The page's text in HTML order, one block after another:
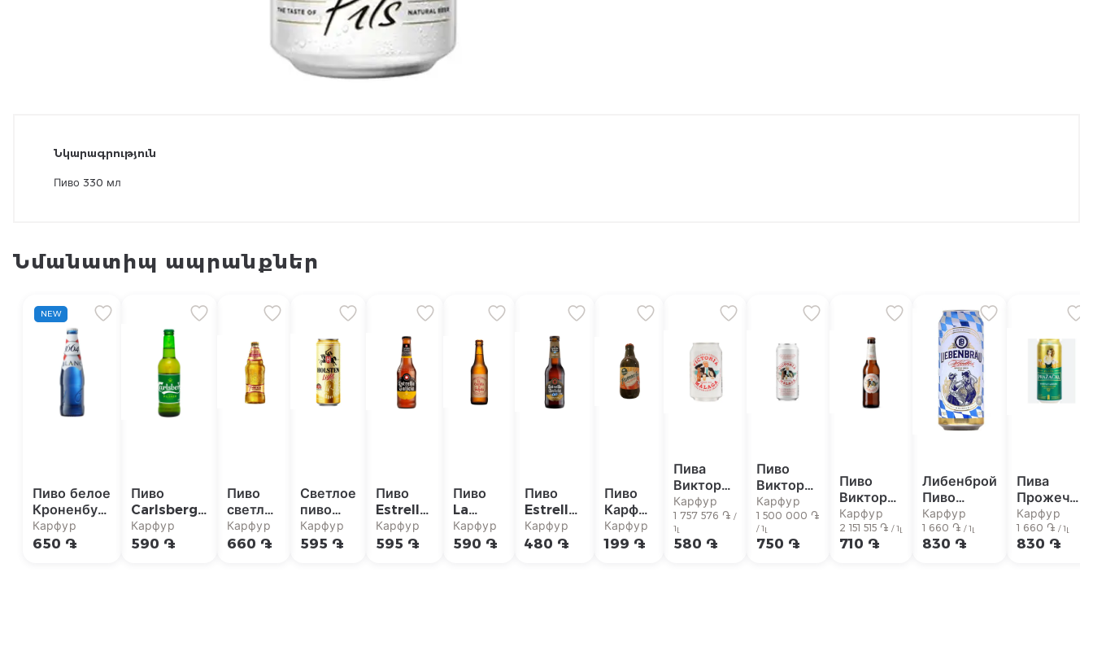
Նկարագրություն
Пиво 330 мл
Նմանատիպ ապրանքներ
NEW
Пиво белое
Кроненбург
1664 5%
330мл
Карфур
650 ֏
Пиво
Carlsberg
Pilsner,
стеклянная
Карфур
590 ֏
Пиво
светлое
Балтика
№7
Карфур
660 ֏
Светлое
пиво
Holsten
Light,
Карфур
595 ֏
Пиво
Estrella
Galicia
без
Карфур
595 ֏
Пиво
La
Estrella
de
Карфур
590 ֏
Пиво
Estrella
Galicia
0.0
Карфур
480 ֏
Пиво
Карфур
Паначе
1%
Карфур
199 ֏
Пива
Викториа
Ж/Б
330мл
Карфур
1 757 576 ֏ /
1լ
580 ֏
Пиво
Викториа
Ж/Б
500мл
Карфур
1 500 000 ֏
/ 1լ
750 ֏
Пиво
Викториа
С/Б
330мл
Карфур
2 151 515 ֏ / 1լ
710 ֏
Либенброй
Пиво
500мл
Карфур
1 660 ֏ / 1լ
830 ֏
Пива
Прожечка
500мл
Карфур
1 660 ֏ / 1լ
830 ֏